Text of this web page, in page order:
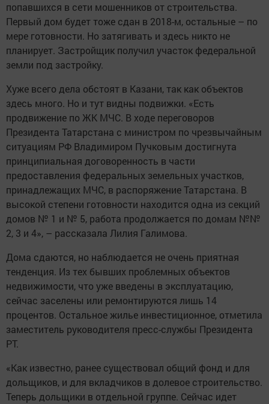
попавшихся в сети мошенников от строительства.
Первый дом будет тоже сдан в 2018-м, остальные – по
мере готовности. Но затягивать и здесь никто не
планирует. Застройщик получил участок федеральной
земли под застройку.
Хуже всего дела обстоят в Казани, так как объектов
здесь много. Но и тут видны подвижки. «Есть
продвижение по ЖК МЧС. В ходе переговоров
Президента Татарстана с министром по чрезвычайным
ситуациям РФ Владимиром Пучковым достигнута
принципиальная договоренность в части
предоставления федеральных земельных участков,
принадлежащих МЧС, в распоряжение Татарстана. В
высокой степени готовности находится одна из секций
домов № 1 и № 5, работа продолжается по домам №№
2, 3 и 4», – рассказала Лилия Галимова.
Дома сдаются, но наблюдается не очень приятная
тенденция. Из тех бывших проблемных объектов
недвижимости, что уже введены в эксплуатацию,
сейчас заселены или ремонтируются лишь 14
процентов. Остальное жилье инвестиционное, отметила
заместитель руководителя пресс-службы Президента
РТ.
«Как известно, ранее существовал общий фонд и для
дольщиков, и для вкладчиков в долевое строительство.
Теперь дольщики в отдельной группе. Сейчас идет